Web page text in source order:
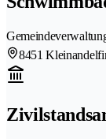
8451